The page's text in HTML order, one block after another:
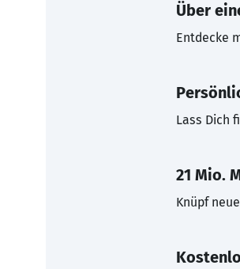
Über
Entdecke
Lass Dich
21 Mio.
Knüpf